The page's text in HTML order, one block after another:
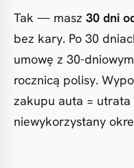
Tak — masz 30 dni
bez kary. Po 30
umowę z 30-
rocznicą polisy.
zakupu auta = utrata
niewykorzystany